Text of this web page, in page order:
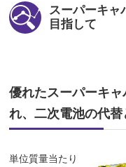
スーパーキャ
目指して
優れたスーパーキ
れ、二次電池の代
単位質量当たり